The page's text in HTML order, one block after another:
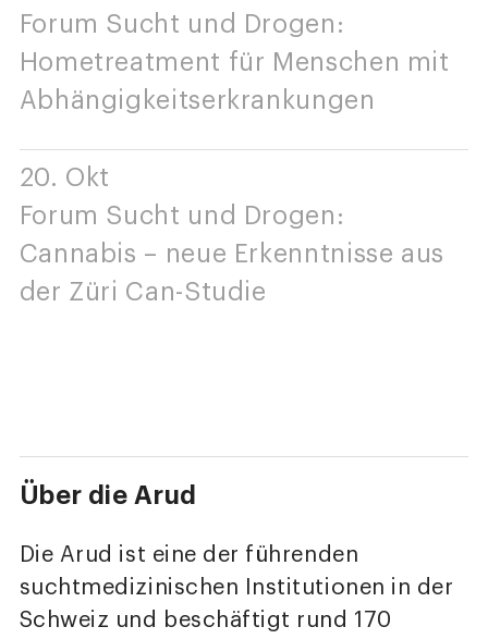
Forum Sucht und Drogen:
Hometreatment für Menschen mit
Abhängigkeitserkrankungen
20. Okt
Forum Sucht und Drogen:
Cannabis – neue Erkenntnisse aus
der Züri Can-Studie
Über die Arud
Die Arud ist eine der führenden
suchtmedizinischen Institutionen in der
Schweiz und beschäftigt rund 170